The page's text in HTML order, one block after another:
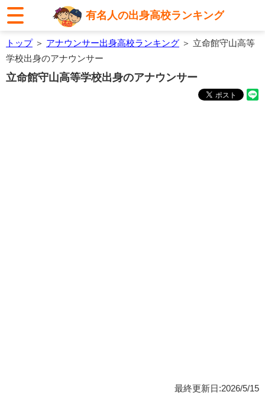
有名人の出身高校ランキング
トップ＞ アナウンサー出身高校ランキング ＞ 立命館守山高等
学校出身のアナウンサー
立命館守山高等学校出身のアナウンサー
最終更新日:2026/5/15